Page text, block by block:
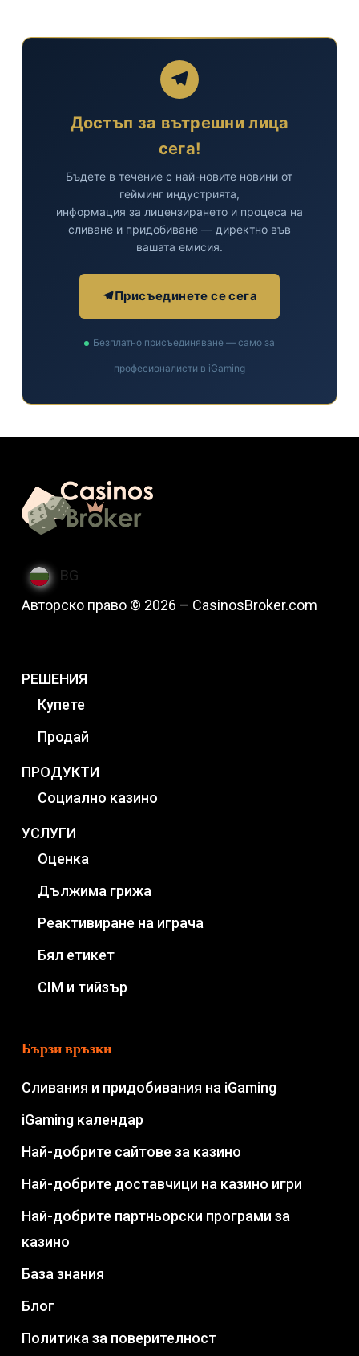
Достъп за вътрешни лица
сега!
Бъдете в течение с най-новите новини от
гейминг индустрията,
информация за лицензирането и процеса на
сливане и придобиване — директно във
вашата емисия.
Присъединете се сега
Безплатно присъединяване — само за
професионалисти в iGaming
BG
Авторско право © 2026 – CasinosBroker.com
РЕШЕНИЯ
Купете
Продай
ПРОДУКТИ
Социално казино
УСЛУГИ
Оценка
Дължима грижа
Реактивиране на играча
Бял етикет
CIM и тийзър
Бързи връзки
Сливания и придобивания на iGaming
iGaming календар
Най-добрите сайтове за казино
Най-добрите доставчици на казино игри
Най-добрите партньорски програми за
казино
База знания
Блог
Политика за поверителност